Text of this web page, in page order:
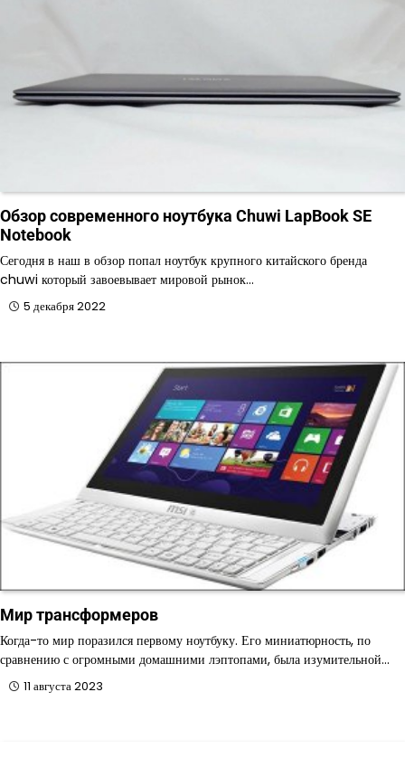
Обзор современного ноутбука Chuwi LapBook SE
Notebook
Сегодня в наш в обзор попал ноутбук крупного китайского бренда
chuwi который завоевывает мировой рынок…
5 декабря 2022
Мир трансформеров
Когда-то мир поразился первому ноутбуку. Его миниатюрность, по
сравнению с огромными домашними лэптопами, была изумительной…
11 августа 2023